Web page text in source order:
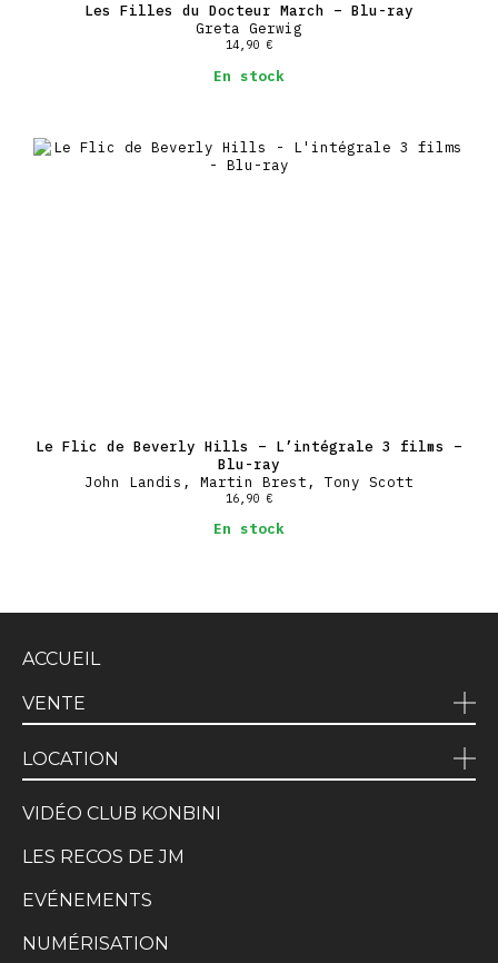
Les Filles du Docteur March – Blu-ray
Greta Gerwig
14,90 €
En stock
Le Flic de Beverly Hills – L’intégrale 3 films –
Blu-ray
John Landis, Martin Brest, Tony Scott
16,90 €
En stock
ACCUEIL
VENTE
LOCATION
VIDÉO CLUB KONBINI
LES RECOS DE JM
EVÉNEMENTS
NUMÉRISATION